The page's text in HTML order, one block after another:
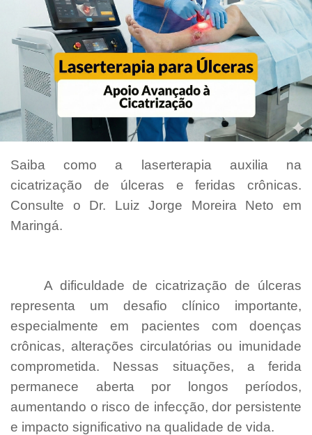
Saiba como a laserterapia auxilia na
cicatrização de úlceras e feridas crônicas.
Consulte o Dr. Luiz Jorge Moreira Neto em
Maringá.
A dificuldade de cicatrização de úlceras
representa um desafio clínico importante,
especialmente em pacientes com doenças
crônicas, alterações circulatórias ou imunidade
comprometida. Nessas situações, a ferida
permanece aberta por longos períodos,
aumentando o risco de infecção, dor persistente
e impacto significativo na qualidade de vida.